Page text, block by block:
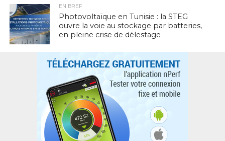
EN BREF
Photovoltaïque en Tunisie : la STEG
ouvre la voie au stockage par batteries,
en pleine crise de délestage